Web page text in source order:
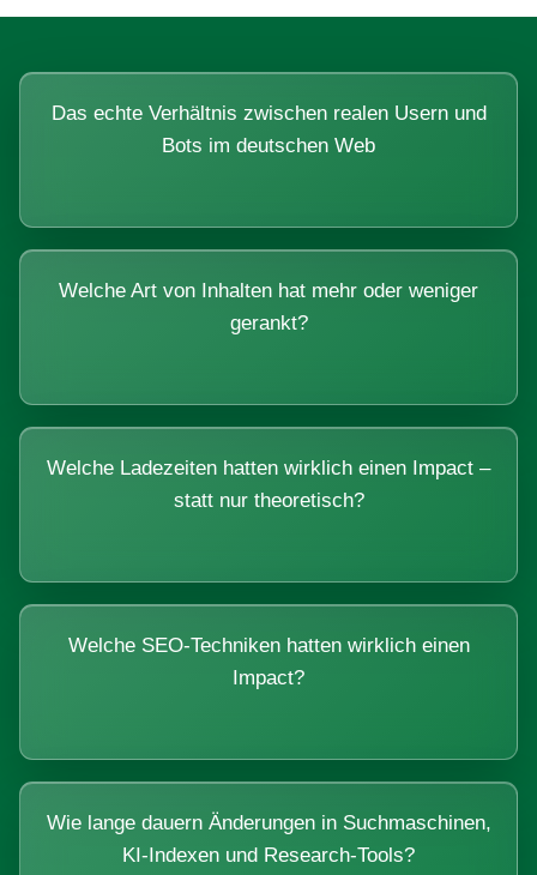
Das echte Verhältnis zwischen realen Usern und
Bots im deutschen Web
Welche Art von Inhalten hat mehr oder weniger
gerankt?
Welche Ladezeiten hatten wirklich einen Impact –
statt nur theoretisch?
Welche SEO-Techniken hatten wirklich einen
Impact?
Wie lange dauern Änderungen in Suchmaschinen,
KI-Indexen und Research-Tools?